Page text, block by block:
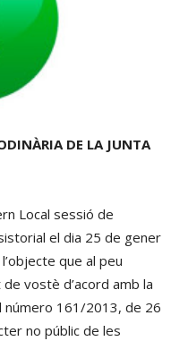
DE LA JUNTA
Local sessió de
el dia 25 de gener
que al peu
vostè d’acord amb la
número 161/2013, de 26
no públic de les